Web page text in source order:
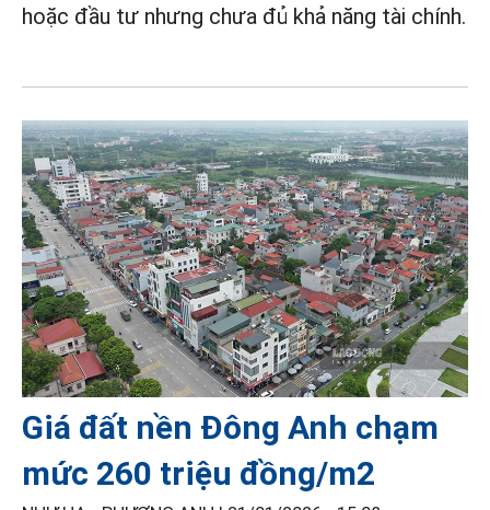
hoặc đầu tư nhưng chưa đủ khả năng tài chính.
Giá đất nền Đông Anh chạm
mức 260 triệu đồng/m2